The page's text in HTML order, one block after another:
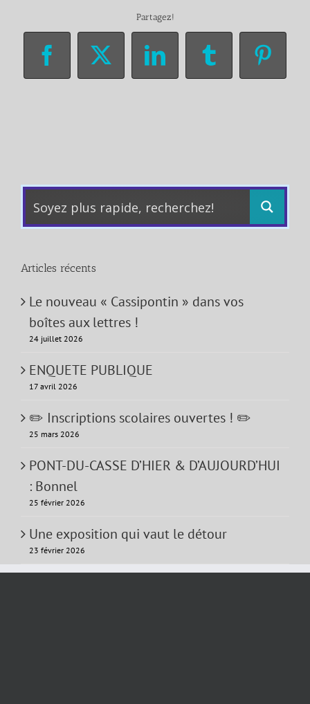
Partagez!
Facebook
X LinkedInTumblr
Articles récents
Le nouveau « Cassipontin » dans vos
boîtes aux lettres !
24 juillet 2026
ENQUETE PUBLIQUE
17 avril 2026
✏️ Inscriptions scolaires ouvertes ! ✏️
25 mars 2026
PONT-DU-CASSE D’HIER & D’AUJOURD’HUI
: Bonnel
25 février 2026
Une exposition qui vaut le détour
23 février 2026